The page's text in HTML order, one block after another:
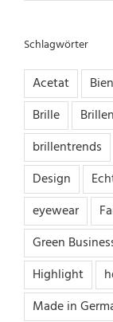
Schlagwörter
Acetat
Brille
brillentrends
Design
eyewear
Green
Highlight
Made in